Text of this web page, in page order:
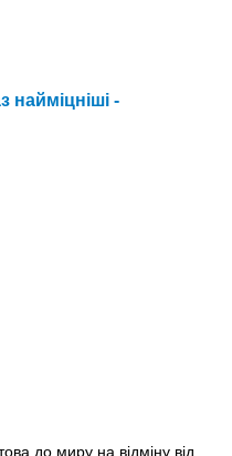
найміцніші -
до миру на відміну від